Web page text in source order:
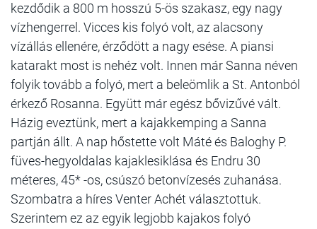
kezdődik a 800 m hosszú 5-ös szakasz, egy nagy
vízhengerrel. Vicces kis folyó volt, az alacsony
vízállás ellenére, érződött a nagy esése. A piansi
katarakt most is nehéz volt. Innen már Sanna néven
folyik tovább a folyó, mert a beleömlik a St. Antonból
érkező Rosanna. Együtt már egész bővizűvé vált.
Házig eveztünk, mert a kajakkemping a Sanna
partján állt. A nap hőstette volt Máté és Baloghy P.
füves-hegyoldalas kajaklesiklása és Endru 30
méteres, 45* -os, csúszó betonvízesés zuhanása.
Szombatra a híres Venter Achét választottuk.
Szerintem ez az egyik legjobb kajakos folyó